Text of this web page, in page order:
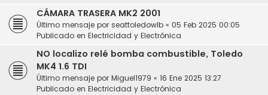
CÁMARA TRASERA MK2 2001
Último mensaje por seattoledowlb « 05 Feb 2025 00:05
Publicado en Electricidad y Electrónica
NO localizo relé bomba combustible, Toledo
MK4 1.6 TDI
Último mensaje por Miguel1979 « 16 Ene 2025 13:27
Publicado en Electricidad y Electrónica